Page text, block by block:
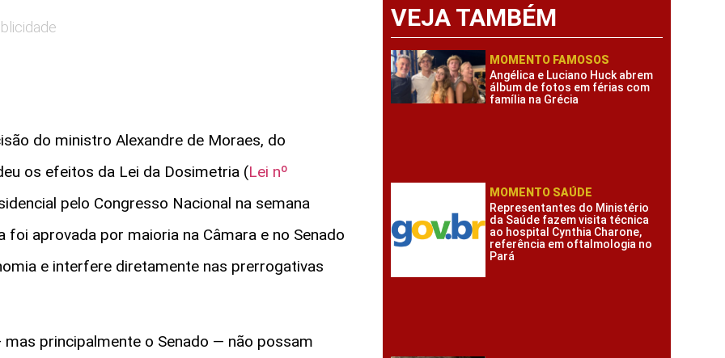
do ministro Alexandre de Moraes, do
os efeitos da Lei da Dosimetria (Lei nº
pelo Congresso Nacional na semana
aprovada por maioria na Câmara e no Senado
e interfere diretamente nas prerrogativas
principalmente o Senado — não possam
VEJA TAMBÉM
MOMENTO FAMOSOS
Angélica e Luciano Huck abrem
álbum de fotos em férias com
família na Grécia
MOMENTO SAÚDE
Representantes do Ministério
da Saúde fazem visita técnica
ao hospital Cynthia Charone,
referência em oftalmologia no
Pará